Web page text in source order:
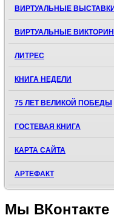
ВИРТУАЛЬНЫЕ
ВИРТУАЛЬНЫЕ
ЛИТРЕС
КНИГА НЕДЕЛИ
75 ЛЕТ ВЕЛИКОЙ ПОБЕДЫ
ГОСТЕВАЯ КНИГА
КАРТА САЙТА
АРТЕФАКТ
Мы ВКонтакте